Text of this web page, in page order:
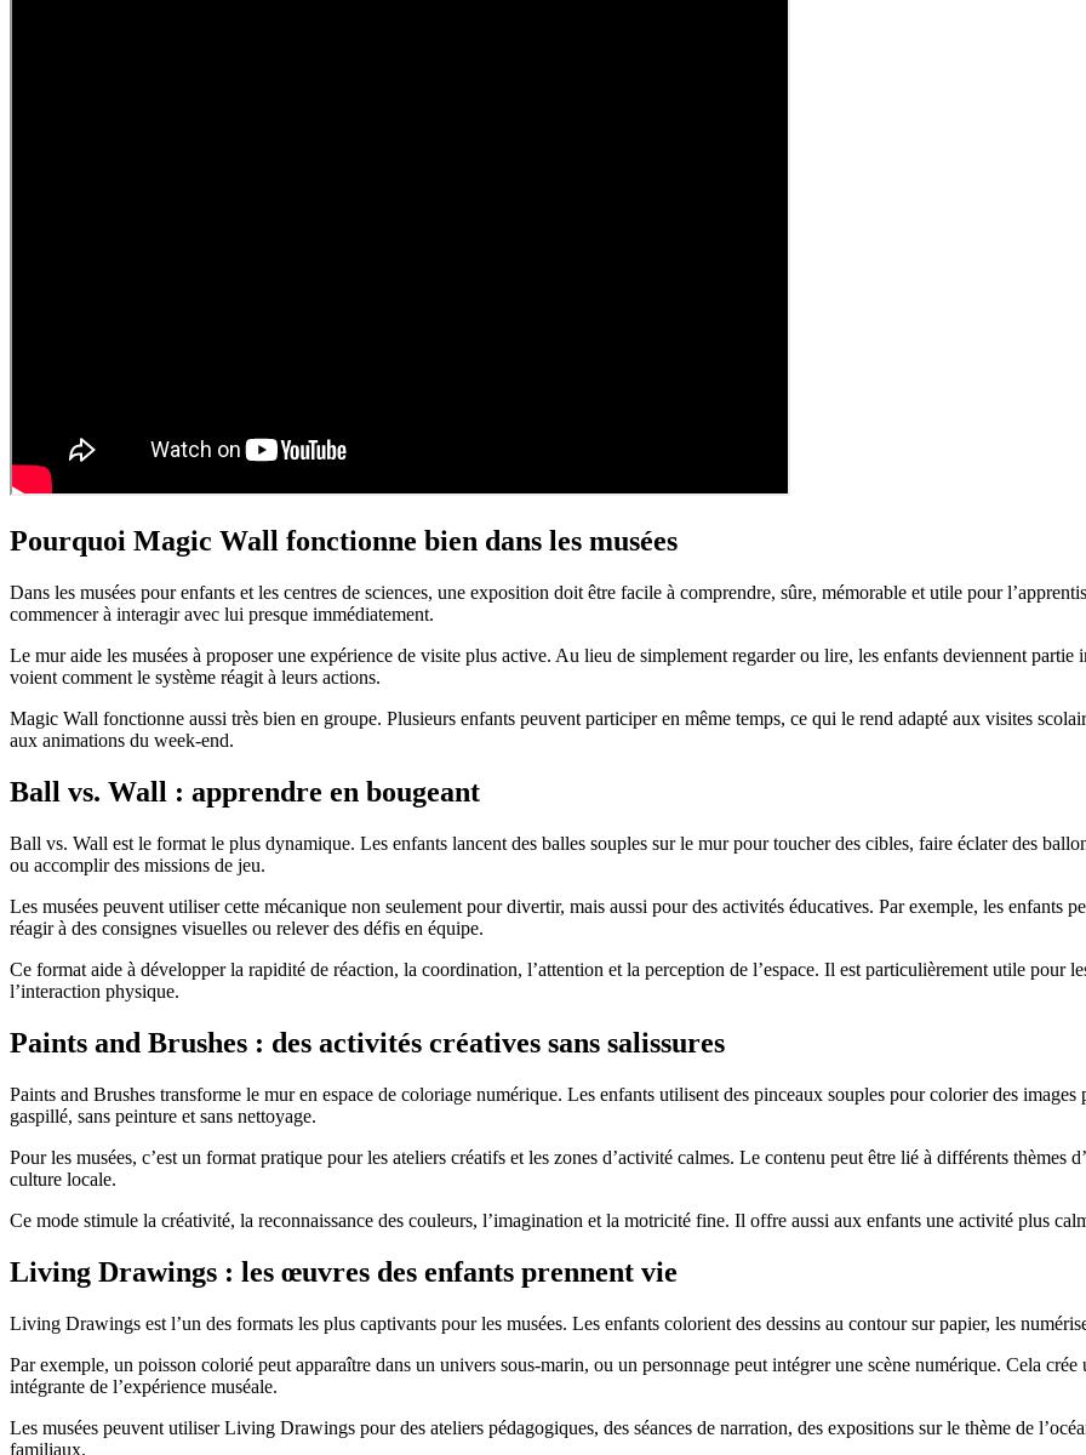
Pourquoi Magic Wall fonctionne bien dans les musées
Dans les musées pour enfants et les centres de sciences, une exposition doit être facile à comprendre, sûre, mémorable et utile pour
commencer à interagir avec lui presque immédiatement.
Le mur aide les musées à proposer une expérience de visite plus active. Au lieu de simplement regarder ou lire, les enfants deviennent
voient comment le système réagit à leurs actions.
Magic Wall fonctionne aussi très bien en groupe. Plusieurs enfants peuvent participer en même temps, ce qui le rend adapté aux visites
aux animations du week-end.
Ball vs. Wall : apprendre en bougeant
Ball vs. Wall est le format le plus dynamique. Les enfants lancent des balles souples sur le mur pour toucher des cibles, faire éclater des
ou accomplir des missions de jeu.
Les musées peuvent utiliser cette mécanique non seulement pour divertir, mais aussi pour des activités éducatives. Par exemple, les enfants
réagir à des consignes visuelles ou relever des défis en équipe.
Ce format aide à développer la rapidité de réaction, la coordination, l’attention et la perception de l’espace. Il est particulièrement utile pour
l’interaction physique.
Paints and Brushes : des activités créatives sans salissures
Paints and Brushes transforme le mur en espace de coloriage numérique. Les enfants utilisent des pinceaux souples pour colorier des
gaspillé, sans peinture et sans nettoyage.
Pour les musées, c’est un format pratique pour les ateliers créatifs et les zones d’activité calmes. Le contenu peut être lié à différents thèmes
culture locale.
Ce mode stimule la créativité, la reconnaissance des couleurs, l’imagination et la motricité fine. Il offre aussi aux enfants une activité plus
Living Drawings : les œuvres des enfants prennent vie
Living Drawings est l’un des formats les plus captivants pour les musées. Les enfants colorient des dessins au contour sur papier, les
Par exemple, un poisson colorié peut apparaître dans un univers sous-marin, ou un personnage peut intégrer une scène numérique. Cela
intégrante de l’expérience muséale.
Les musées peuvent utiliser Living Drawings pour des ateliers pédagogiques, des séances de narration, des expositions sur le thème de
familiaux.